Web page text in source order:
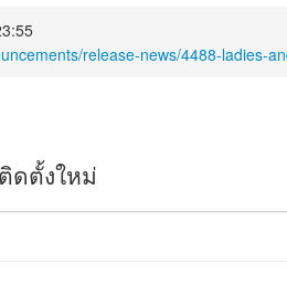
release-news/4488-ladies-
ดตั้งใหม่